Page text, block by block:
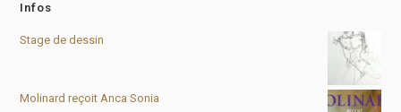
Infos
Stage de dessin
Molinard reçoit Anca Sonia